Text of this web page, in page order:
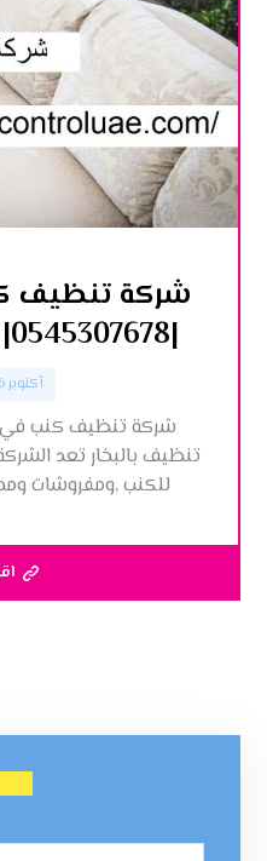
شركة تنظيف
|0545307678| تنظيف بالبخار
أكتوبر 16, 2023
تنظيف بالبخار تعد
للكنب ,ومفروشات